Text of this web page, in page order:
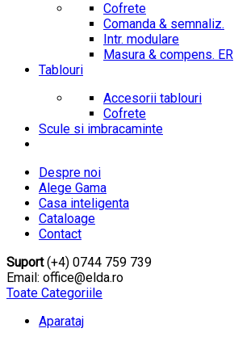
Cofrete
Comanda & semnaliz.
Intr. modulare
Masura & compens. ER
Tablouri
Accesorii tablouri
Cofrete
Scule si imbracaminte
Despre noi
Alege Gama
Casa inteligenta
Cataloage
Contact
Suport(+4) 0744 759 739
Email: office@elda.ro
Toate Categoriile
Aparataj